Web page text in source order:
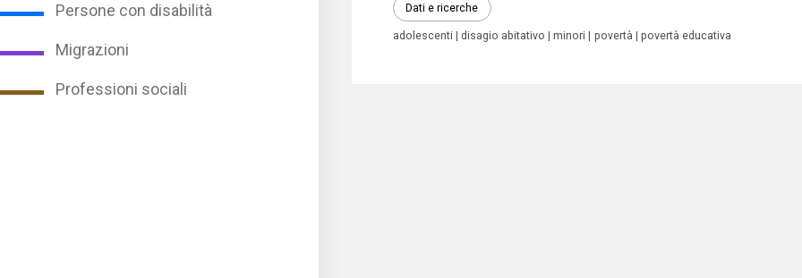
Persone con disabilità
Migrazioni
Professioni sociali
Dati e ricerche
adolescenti disagio abitativo minori povertà povertà educativa